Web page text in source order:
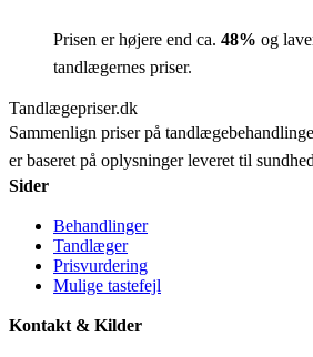
Prisen er højere end ca. 48% og
tandlægernes priser.
Tandlægepriser.dk
Sammenlign priser på
er baseret på oplysninger leveret til
Sider
Behandlinger
Tandlæger
Prisvurdering
Mulige tastefejl
Kontakt & Kilder